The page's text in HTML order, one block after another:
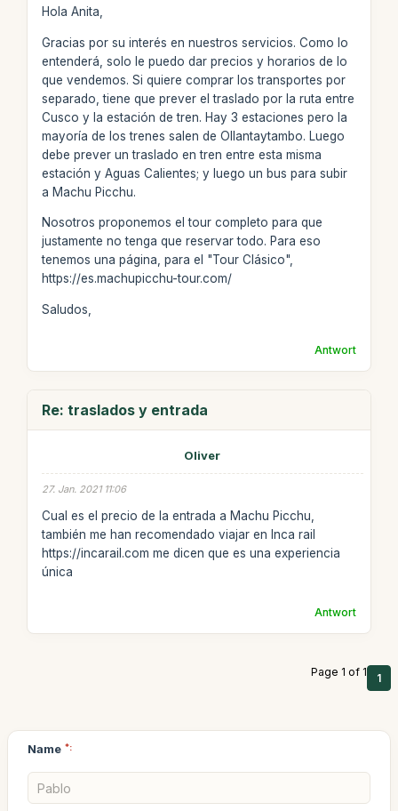
Hola Anita,
Gracias por su interés en nuestros servicios. Como lo
entenderá, solo le puedo dar precios y horarios de lo
que vendemos. Si quiere comprar los transportes por
separado, tiene que prever el traslado por la ruta entre
Cusco y la estación de tren. Hay 3 estaciones pero la
mayoría de los trenes salen de Ollantaytambo. Luego
debe prever un traslado en tren entre esta misma
estación y Aguas Calientes; y luego un bus para subir
a Machu Picchu.
Nosotros proponemos el tour completo para que
justamente no tenga que reservar todo. Para eso
tenemos una página, para el "Tour Clásico",
https://es.machupicchu-tour.com/
Saludos,
Antwort
Re: traslados y entrada
Oliver
27. Jan. 2021 11:06
Cual es el precio de la entrada a Machu Picchu,
también me han recomendado viajar en Inca rail
https://incarail.com me dicen que es una experiencia
única
Antwort
Page 1 of 1 1
Name *: